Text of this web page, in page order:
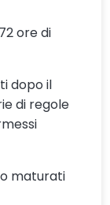
ore di
dopo il
di regole
maturati